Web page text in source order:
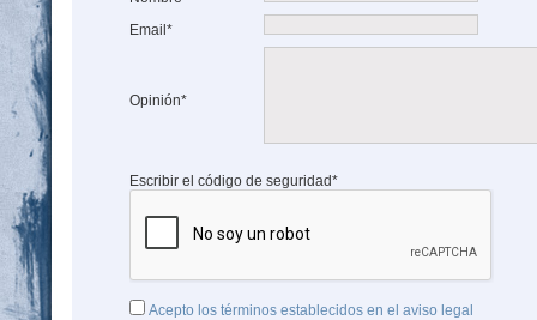
Email*
Opinión*
Escribir el código de seguridad*
Acepto los términos establecidos en el aviso legal